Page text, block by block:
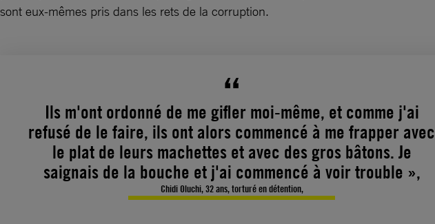
sont eux-mêmes pris dans les rets de la corruption.
Ils m'ont ordonné de me gifler moi-même, et comme j'ai
refusé de le faire, ils ont alors commencé à me frapper avec
le plat de leurs machettes et avec des gros bâtons. Je
saignais de la bouche et j'ai commencé à voir trouble »,
Chidi Oluchi, 32 ans, torturé en détention,